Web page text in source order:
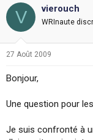
t
e
d
a
i
c
u
t
d
V vierouch
WRInaute
27 Août 2009
Bonjour,
Une question pour
Je suis confronté à